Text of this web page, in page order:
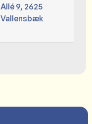
Allé 9, 2625
Vallensbæk